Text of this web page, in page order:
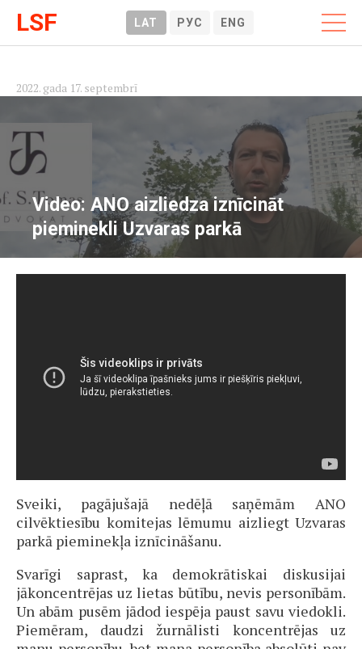
LSF LAT РУС ENG
2022. gada 17. septembrī
Video: ANO aizliedza iznīcināt
pieminekli Uzvaras parkā
Sveiki, pagājušajā nedēļā saņēmām ANO
cilvēktiesību komitejas lēmumu aizliegt Uzvaras
parkā pieminekļa iznīcināšanu.
Svarīgi saprast, ka demokrātiskai diskusijai
jākoncentrējas uz lietas būtību, nevis personībām.
Un abām pusēm jādod iespēja paust savu viedokli.
Piemēram, daudzi žurnālisti koncentrējas uz